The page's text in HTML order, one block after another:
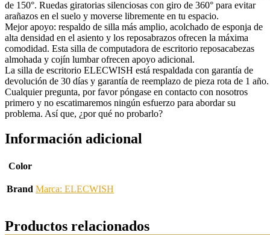
de 150°. Ruedas giratorias silenciosas con giro de 360° para evitar
arañazos en el suelo y moverse libremente en tu espacio.
Mejor apoyo: respaldo de silla más amplio, acolchado de esponja de
alta densidad en el asiento y los reposabrazos ofrecen la máxima
comodidad. Esta silla de computadora de escritorio reposacabezas
almohada y cojín lumbar ofrecen apoyo adicional.
La silla de escritorio ELECWISH está respaldada con garantía de
devolución de 30 días y garantía de reemplazo de pieza rota de 1 año.
Cualquier pregunta, por favor póngase en contacto con nosotros
primero y no escatimaremos ningún esfuerzo para abordar su
problema. Así que, ¿por qué no probarlo?
Información adicional
Color
Brand Marca: ELECWISH
Productos relacionados